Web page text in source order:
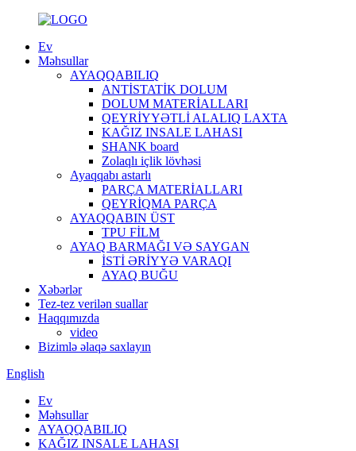
Ev
Məhsullar
AYAQQABILIQ
ANTİSTATİK DOLUM
DOLUM MATERİALLARI
QEYRİYYƏTLİ ALALIQ LAXTA
KAĞIZ INSALE LAHASI
SHANK board
Zolaqlı içlik lövhəsi
Ayaqqabı astarlı
PARÇA MATERİALLARI
QEYRİQMA PARÇA
AYAQQABIN ÜST
TPU FİLM
AYAQ BARMAĞI VƏ SAYGAN
İSTİ ƏRİYYƏ VARAQI
AYAQ BUĞU
Xəbərlər
Tez-tez verilən suallar
Haqqımızda
video
Bizimlə əlaqə saxlayın
English
Ev
Məhsullar
AYAQQABILIQ
KAĞIZ INSALE LAHASI